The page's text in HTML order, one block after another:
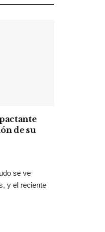
de su
se ve
y el reciente